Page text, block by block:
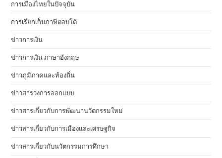
การเมืองไทยในปัจจุบัน
การเรียกเก็บภาษีตอบโต้
ข่าวการเงิน
ข่าวการเงิน ภาษาอังกฤษ
ข่าวภูมิภาคและท้องถิ่น
ข่าวสารวงการออกแบบ
ข่าวสารเกี่ยวกับการพัฒนานวัตกรรมใหม่
ข่าวสารเกี่ยวกับการเมืองและเศรษฐกิจ
ข่าวสารเกี่ยวกับนวัตกรรมการศึกษา